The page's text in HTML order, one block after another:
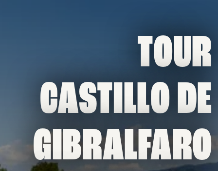
TOUR
CASTILLO DE
GIBRALFARO